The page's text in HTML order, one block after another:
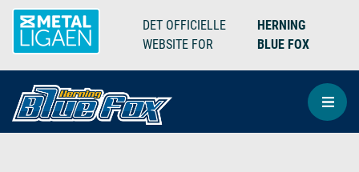
DET OFFICIELLE
WEBSITE FOR
HERNING
BLUE FOX